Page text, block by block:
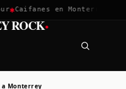
Caifanes en Monterrey · 12
ROCK·
a Monterrey